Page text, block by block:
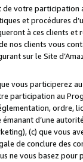
votre
et procédures
à ces clients
nos clients vous
sur le Site
vous participerez
participation au
ordre,
d’une
(c) que vous
de conclure des
ne vous basez